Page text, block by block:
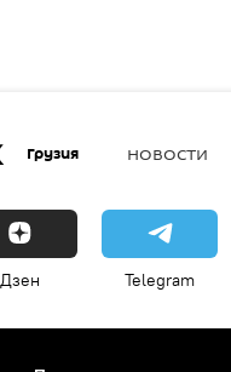
Грузия НОВОСТИ
Дзен Telegram